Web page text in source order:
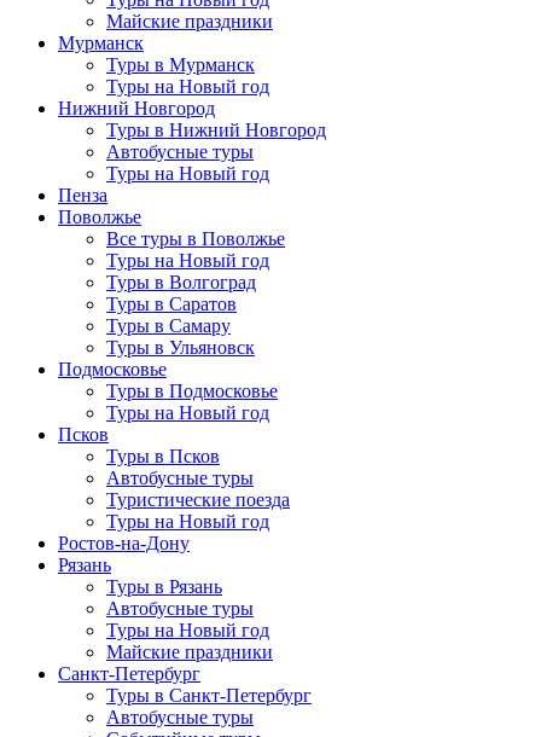
Майские праздники
Мурманск
Туры в Мурманск
Туры на Новый год
Нижний Новгород
Туры в Нижний Новгород
Автобусные туры
Туры на Новый год
Пенза
Поволжье
Все туры в Поволжье
Туры на Новый год
Туры в Волгоград
Туры в Саратов
Туры в Самару
Туры в Ульяновск
Подмосковье
Туры в Подмосковье
Туры на Новый год
Псков
Туры в Псков
Автобусные туры
Туристические поезда
Туры на Новый год
Ростов-на-Дону
Рязань
Туры в Рязань
Автобусные туры
Туры на Новый год
Майские праздники
Санкт-Петербург
Туры в Санкт-Петербург
Автобусные туры